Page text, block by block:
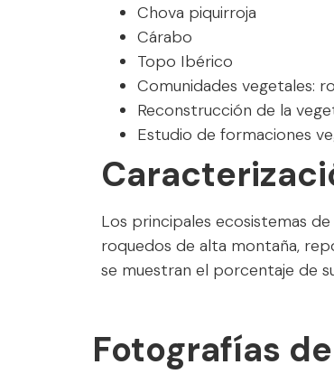
Chova piquirroja
Cárabo
Topo Ibérico
Comunidades vegetales:
Reconstrucción de la
Estudio de formaciones
Los principales ecosistemas
roquedos de alta montaña,
se muestran el porcentaje de
Fotografías